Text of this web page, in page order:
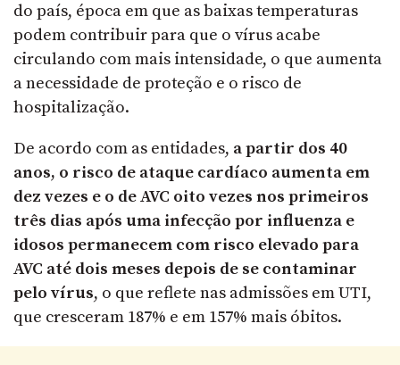
do país, época em que as baixas temperaturas
podem contribuir para que o vírus acabe
circulando com mais intensidade, o que aumenta
a necessidade de proteção e o risco de
hospitalização.
De acordo com as entidades, a partir dos 40
anos, o risco de ataque cardíaco aumenta em
dez vezes e o de AVC oito vezes nos primeiros
três dias após uma infecção por influenza e
idosos permanecem com risco elevado para
AVC até dois meses depois de se contaminar
pelo vírus, o que reflete nas admissões em UTI,
que cresceram 187% e em 157% mais óbitos.